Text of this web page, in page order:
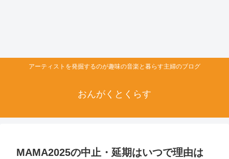
アーティストを発掘するのが趣味の音楽と暮らす主婦のブログ
おんがくとくらす
MAMA2025の中止・延期はいつで理由は